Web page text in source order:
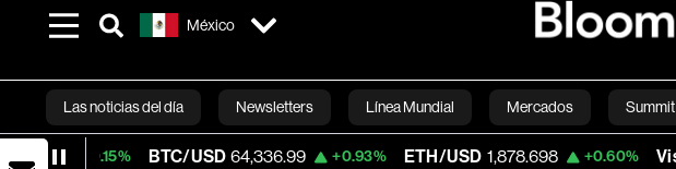
México
Las noticias del día Newsletters Línea Mundial Mercados Summit
Bloomberg Green Economía
BTC/USD 64,336.99 +0.93% ETH/USD 1,878.698 +0.60% Visa 369.96